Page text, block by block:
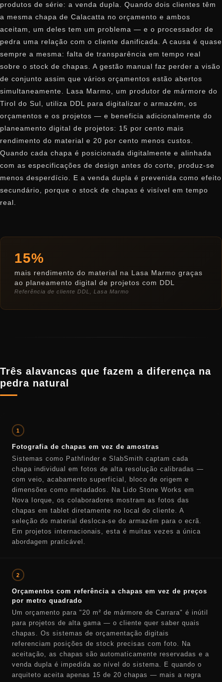
produtos de série: a venda dupla. Quando dois clientes têm
a mesma chapa de Calacatta no orçamento e ambos
aceitam, um deles tem um problema — e o processador de
pedra uma relação com o cliente danificada. A causa é quase
sempre a mesma: falta de transparência em tempo real
sobre o stock de chapas. A gestão manual faz perder a visão
de conjunto assim que vários orçamentos estão abertos
simultaneamente. Lasa Marmo, um produtor de mármore do
Tirol do Sul, utiliza DDL para digitalizar o armazém, os
orçamentos e os projetos — e beneficia adicionalmente do
planeamento digital de projetos: 15 por cento mais
rendimento do material e 20 por cento menos custos.
Quando cada chapa é posicionada digitalmente e alinhada
com as especificações de design antes do corte, produz-se
menos desperdício. E a venda dupla é prevenida como efeito
secundário, porque o stock de chapas é visível em tempo
real.
15%
mais rendimento do material na Lasa Marmo graças
ao planeamento digital de projetos com DDL
Referência de cliente DDL, Lasa Marmo
Três alavancas que fazem a diferença na
pedra natural
1
Fotografia de chapas em vez de amostras
Sistemas como Pathfinder e SlabSmith captam cada
chapa individual em fotos de alta resolução calibradas —
com veio, acabamento superficial, bloco de origem e
dimensões como metadados. Na Lido Stone Works em
Nova Iorque, os colaboradores mostram as fotos das
chapas em tablet diretamente no local do cliente. A
seleção do material desloca-se do armazém para o ecrã.
Em projetos internacionais, esta é muitas vezes a única
abordagem praticável.
2
Orçamentos com referência a chapas em vez de preços
por metro quadrado
Um orçamento para "20 m² de mármore de Carrara" é inútil
para projetos de alta gama — o cliente quer saber quais
chapas. Os sistemas de orçamentação digitais
referenciam posições de stock precisas com foto. Na
aceitação, as chapas são automaticamente reservadas e a
venda dupla é impedida ao nível do sistema. E quando o
arquiteto aceita apenas 15 de 20 chapas — mais a regra